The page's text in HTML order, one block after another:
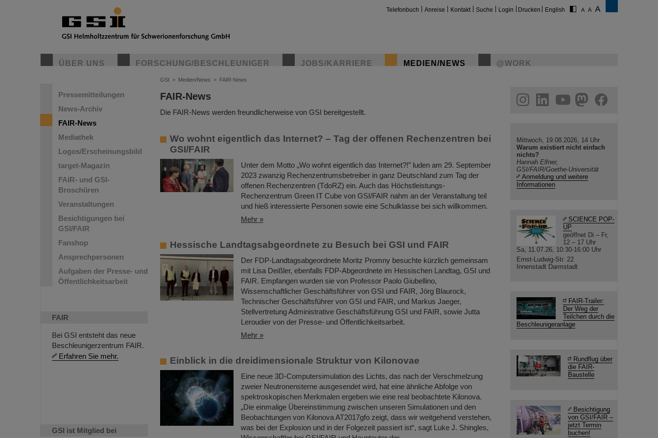
Telefonbuch Anreise Kontakt Suche Login Drucken English
ÜBER UNS FORSCHUNG/BESCHLEUNIGER JOBS/KARRIERE MEDIEN/NEWS @WORK
Pressemitteilungen
News-Archiv
FAIR-News
Mediathek
Logos/Erscheinungsbild
target-Magazin
FAIR- und GSI-
Broschüren
Veranstaltungen
Besichtigungen bei
GSI/FAIR
Fanshop
Ansprechpersonen
Aufgaben der Presse- und
Öffentlichkeitsarbeit
FAIR
Bei GSI entsteht das neue
Beschleunigerzentrum FAIR.
Erfahren Sie mehr.
GSI ist Mitglied bei
GSI > Medien/News > FAIR-News
FAIR-News
Die FAIR-News werden freundlicherweise von GSI bereitgestellt.
Wo wohnt eigentlich das Internet? – Tag der offenen Rechenzentren bei
GSI/FAIR
Unter dem Motto „Wo wohnt eigentlich das Internet?!” luden am 29. September
2023 zwanzig Rechenzentrumsbetreiber in ganz Deutschland zum Tag der
offenen Rechenzentren (TdoRZ) ein. Auch das Höchstleistungs-
Rechenzentrum Green IT Cube von GSI/FAIR nahm an der Veranstaltung teil
und hieß interessierte Personen sowie eine Schulklasse bei sich willkommen.
Mehr »
Hessische Landtagsabgeordnete zu Besuch bei GSI und FAIR
Der FDP-Landtagsabgeordnete Moritz Promny besuchte kürzlich gemeinsam
mit Lisa Deißler, ebenfalls FDP-Abgeordnete im Hessischen Landtag, GSI und
FAIR. Empfangen wurden sie von Professor Paolo Giubellino,
Wissenschaftlicher Geschäftsführer von GSI und FAIR, Jörg Blaurock,
Technischer Geschäftsführer von GSI und FAIR, und Markus Jaeger,
Stellvertretung Administrative Geschäftsführung GSI und FAIR, sowie Jutta
Leroudier von der Presse- und Öffentlichkeitsarbeit.
Mehr »
Einblick in die dreidimensionale Struktur von Kilonovae
Eine neue 3D-Computersimulation des Lichts, das nach der Verschmelzung
zweier Neutronensterne ausgesendet wird, hat eine ähnliche Abfolge von
spektroskopischen Merkmalen ergeben wie eine real beobachtete Kilonova.
„Die einmalige Übereinstimmung zwischen unseren Simulationen und den
Beobachtungen von Kilonova AT2017gfo zeigt, dass wir weitgehend verstehen,
was bei der Explosion und in der Folgezeit passiert ist“, sagt Luke J. Shingles,
helmholtz.social
facebook
Mittwoch, 19.08.2026, 14 Uhr
Warum existiert nicht einfach
nichts?
Hannah Elfner,
GSI/FAIR/Goethe-Universität
Anmeldung und weitere
Informationen
SCIENCE POP-
UP
geöffnet Di – Fr,
12 – 17 Uhr
Sa, 11.07.26, 10:30-16:00 Uhr
Ernst-Ludwig-Str. 22
Innenstadt Darmstadt
FAIR-Trailer:
Der Weg der
Teilchen durch die
Beschleunigeranlage
Rundflug über
die FAIR-
Baustelle
Besichtigung
von GSI/FAIR –
jetzt Termin
buchen!